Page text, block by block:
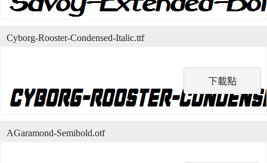
下載點
Cyborg-Rooster-Condensed-Italic.ttf
AGaramond-Semibold.otf